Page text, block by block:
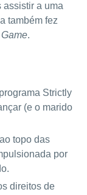
assistir a uma
também fez
.
Strictly
(e o marido
topo das
por
direitos de